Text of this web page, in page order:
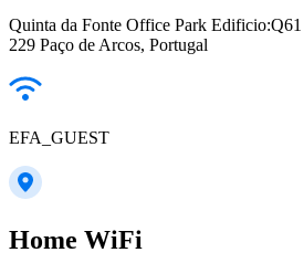
Quinta da Fonte Office Park
229 Paço de Arcos, Portugal
EFA_GUEST
Home WiFi